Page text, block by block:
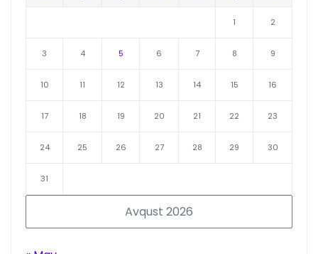
Avqust 2026
1 2
3 4 5 6 7 8 9
10 11 12 13 14 15 16
17 18 19 20 21 22 23
24 25 26 27 28 29 30
31